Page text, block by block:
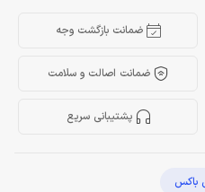
ضمانت بازگشت وجه
ضمانت اصالت و سلامت
پشتیبانی سریع
باکس